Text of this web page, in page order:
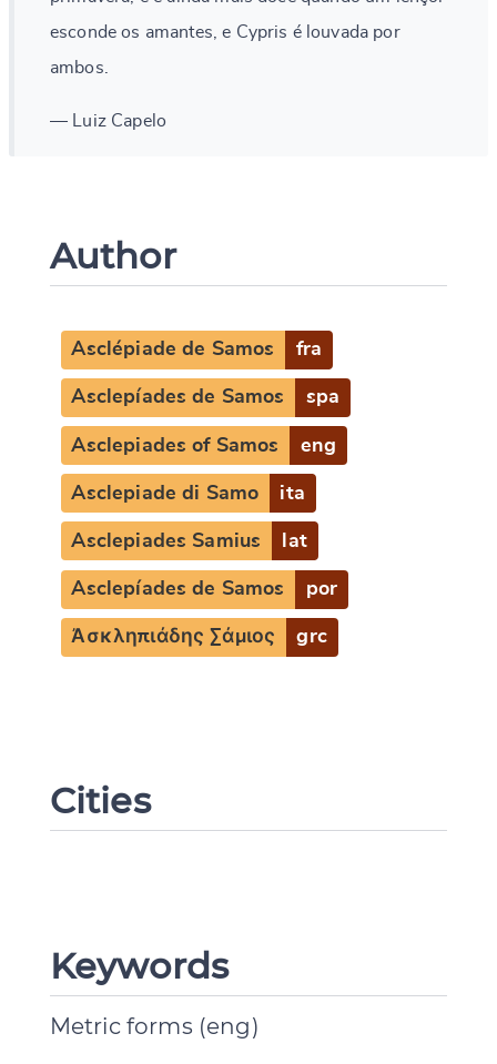
esconde os amantes, e Cypris é louvada por
ambos.
— Luiz Capelo
Author
Asclépiade de Samos fra
Asclepíades de Samos spa
Asclepiades of Samos eng
Asclepiade di Samo ita
Asclepiades Samius lat
Asclepíades de Samos por
Ἀσκληπιάδης Σάμιος grc
Cities
Keywords
Metric forms (eng)